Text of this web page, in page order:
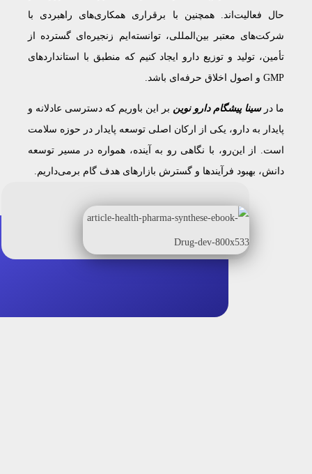
حال فعالیت‌اند. همچنین با برقراری همکاری‌های راهبردی با
شرکت‌های معتبر بین‌المللی، توانسته‌ایم زنجیره‌ای گسترده از
تأمین، تولید و توزیع دارو ایجاد کنیم که منطبق با استانداردهای
GMP و اصول اخلاق حرفه‌ای باشد.
ما درسینا پیشگام دارو نوین بر این باوریم که دسترسی عادلانه و
پایدار به دارو، یکی از ارکان اصلی توسعه پایدار در حوزه سلامت
است. از این‌رو، با نگاهی رو به آینده، همواره در مسیر توسعه
دانش، بهبود فرآیندها و گسترش بازارهای هدف گام برمی‌داریم.